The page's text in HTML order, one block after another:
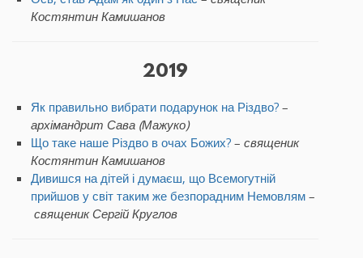
Костянтин Камишанов
2019
Як правильно вибрати подарунок на Різдво?–
архімандрит Сава (Мажуко)
Що таке наше Різдво в очах Божих?– священик
Костянтин Камишанов
Дивишся на дітей і думаєш, що Всемогутній
прийшов у світ таким же безпорадним Немовлям–
священик Сергій Круглов